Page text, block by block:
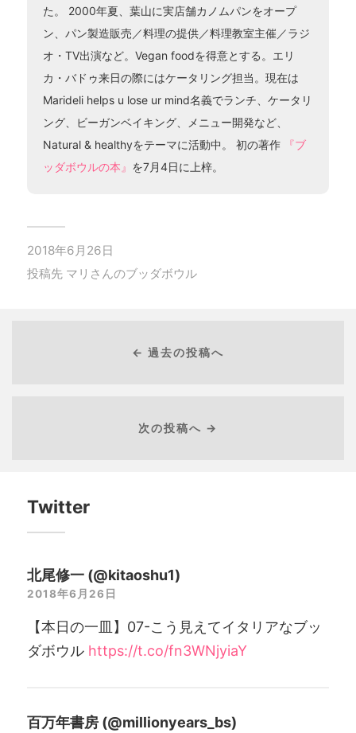
た。 2000年夏、葉山に実店舗カノムパンをオープ
ン、パン製造販売／料理の提供／料理教室主催／ラジ
オ・TV出演など。Vegan foodを得意とする。エリ
カ・バドゥ来日の際にはケータリング担当。現在は
Marideli helps u lose ur mind名義でランチ、ケータリ
ング、ビーガンベイキング、メニュー開発など、
Natural & healthyをテーマに活動中。 初の著作
『ブ
ッダボウルの本』 を7月4日に上梓。
2018年6月26日
投稿先 マリさんのブッダボウル
← 過去の投稿へ
次の投稿へ →
Twitter
北尾修一 (@kitaoshu1)
2018年6月26日
【本日の一皿】07-こう見えてイタリアなブッ
ダボウル https://t.co/fn3WNjyiaY
百万年書房 (@millionyears_bs)